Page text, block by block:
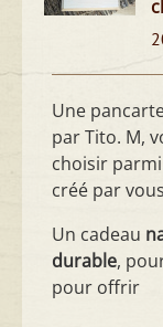
Une
par Tito. M,
choisir
créé par
Un cadeau
durable,
pour offrir